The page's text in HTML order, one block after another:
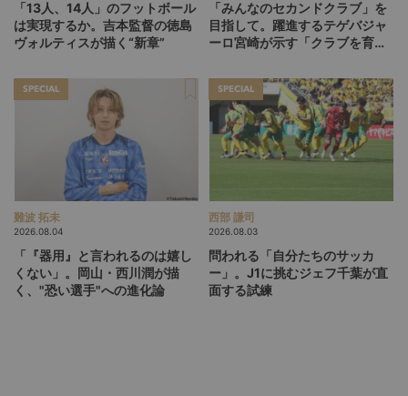
「13人、14人」のフットボール
は実現するか。吉本監督の徳島
ヴォルティスが描く“新章”
「みんなのセカンドクラブ」を
目指して。躍進するテゲバジャ
ーロ宮崎が示す「クラブを育て
SPECIAL
難波 拓未
2026.08.04
「『器用』と言われるのは嬉し
くない」。岡山・西川潤が描
く、"恐い選手"への進化論
SPECIAL
西部 謙司
2026.08.03
問われる「自分たちのサッカ
ー」。J1に挑むジェフ千葉が直
面する試練